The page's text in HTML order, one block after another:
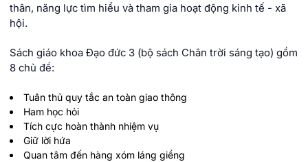
thân, năng lực tìm hiểu và tham gia hoạt động kinh tế - xã
hội.
Sách giáo khoa Đạo đức 3 (bộ sách Chân trời sáng tạo) gồm
8 chủ đề:
Tuân thủ quy tắc an toàn giao thông
Ham học hỏi
Tích cực hoàn thành nhiệm vụ
Giữ lời hứa
Quan tâm đến hàng xóm láng giềng